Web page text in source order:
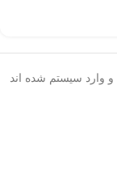
وارد سیستم شده اند